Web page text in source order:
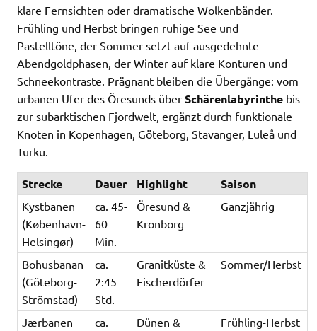
klare Fernsichten oder dramatische Wolkenbänder.
Frühling und Herbst bringen ruhige See und
Pastelltöne, der Sommer setzt auf ausgedehnte
Abendgoldphasen, der Winter auf klare Konturen und
Schneekontraste. Prägnant bleiben die Übergänge: vom
urbanen Ufer des Öresunds über Schärenlabyrinthe bis
zur subarktischen Fjordwelt, ergänzt durch funktionale
Knoten in Kopenhagen, Göteborg, Stavanger, Luleå und
Turku.
Strecke Dauer Highlight Saison
Kystbanen
(København-
Helsingør)
ca. 45-
60
Min.
Öresund &
Kronborg
Ganzjährig
Bohusbanan
(Göteborg-
Strömstad)
ca.
2:45
Std.
Granitküste &
Fischerdörfer
Sommer/Herbst
Jærbanen
ca.
Dünen &
Frühling-Herbst